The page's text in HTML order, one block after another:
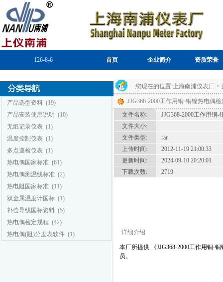
126-8-6 首页 企业简介 资质荣誉
产品选型资料 (19)
产品安装使用说明 (10)
无纸记录仪表 (1)
温度控制仪表 (1)
多点巡检仪表 (1)
热电偶国家标准 (61)
热电偶测温线标准 (2)
热电阻国家标准 (11)
双金属温度计国标 (1)
补偿导线国标资料 (5)
热电偶检定规程 (42)
热电偶(阻)分度表软件 (1)
您现在的位置:上海南浦仪表厂 >
JJG368-2000工作用铜-铜镍热电偶
文件名称:
JJG368-2000工作用铜
文件大小:
文件类型:
rar
上传时间:
2012-11-19 21:00:33
更新时间:
2024-09-10 20:20:01
下载次数:
2719
详细介绍
本厂所提供 《JJG368-2000工作用铜-
员。